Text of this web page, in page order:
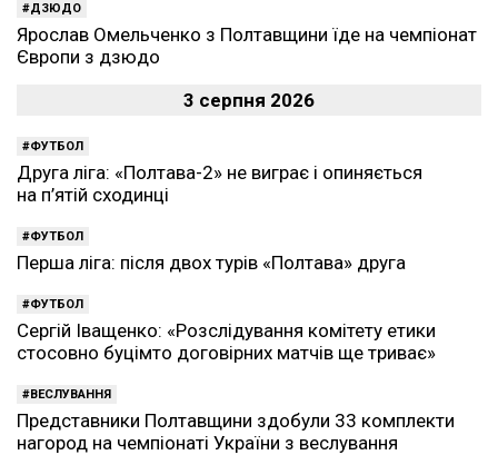
ДЗЮДО
Ярослав Омельченко з Полтавщини їде на чемпіонат
Європи з дзюдо
3 серпня 2026
ФУТБОЛ
Друга ліга: «Полтава-2» не виграє і опиняється
на п’ятій сходинці
ФУТБОЛ
Перша ліга: після двох турів «Полтава» друга
ФУТБОЛ
Сергій Іващенко: «Розслідування комітету етики
стосовно буцімто договірних матчів ще триває»
ВЕСЛУВАННЯ
Представники Полтавщини здобули 33 комплекти
нагород на чемпіонаті України з веслування